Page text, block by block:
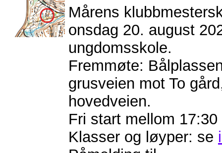
Mårens
onsdag 20. august
ungdomsskole.
Fremmøte:
grusveien mot To
hovedveien.
Fri start mellom
Klasser og løyper: se